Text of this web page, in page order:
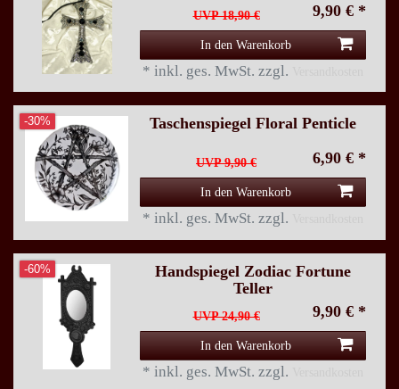
UVP 18,90 € 9,90 € *
In den Warenkorb
* inkl. ges. MwSt. zzgl.
-30% Taschenspiegel Floral Penticle
UVP 9,90 € 6,90 € *
In den Warenkorb
* inkl. ges. MwSt. zzgl.
-60%
Handspiegel Zodiac Fortune
Teller
UVP 24,90 € 9,90 € *
In den Warenkorb
* inkl. ges. MwSt. zzgl.